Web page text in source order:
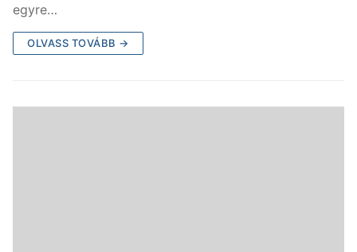
egyre…
OLVASS TOVÁBB →